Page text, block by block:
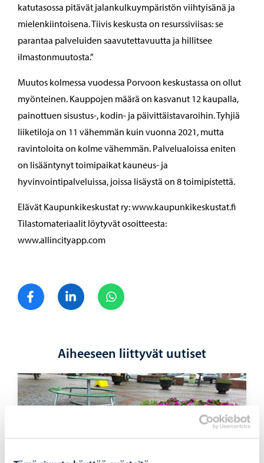
katutasossa pitävät jalankulkuympäristön viihtyisänä ja
mielenkiintoisena. Tiivis keskusta on resurssiviisas: se
parantaa palveluiden saavutettavuutta ja hillitsee
ilmastonmuutosta.”
Muutos kolmessa vuodessa Porvoon keskustassa on ollut
myönteinen. Kauppojen määrä on kasvanut 12 kaupalla,
painottuen sisustus-, kodin- ja päivittäistavaroihin. Tyhjiä
liiketiloja on 11 vähemmän kuin vuonna 2021, mutta
ravintoloita on kolme vähemmän. Palvelualoissa eniten
on lisääntynyt toimipaikat kauneus- ja
hyvinvointipalveluissa, joissa lisäystä on 8 toimipistettä.
Elävät Kaupunkikeskustat ry: www.kaupunkikeskustat.fi
Tilastomateriaalit löytyvät osoitteesta:
www.allincityapp.com
Jaa FacebookJaa LinkedIn
Aiheeseen liittyvät uutiset